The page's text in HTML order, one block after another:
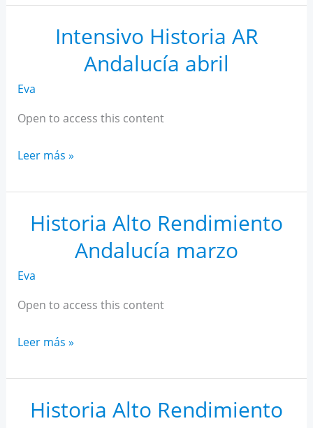
AR
AndalucíaIntensivo Historia AR
Andalucía abril
Eva
Open to access this content
Intensivo
AR
Andalucía
abril
Leer más »
Historia Alto Rendimiento
Andalucía marzo
Eva
Open to access this content
Historia
Rendimiento
Andalucía
marzo
Leer más »
Historia Alto Rendimiento